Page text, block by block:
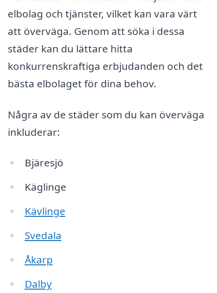
elbolag och tjänster, vilket kan vara värt
att överväga. Genom att söka i dessa
städer kan du lättare hitta
konkurrenskraftiga erbjudanden och det
bästa elbolaget för dina behov.
Några av de städer som du kan överväga
inkluderar:
Bjäresjö
Käglinge
Kävlinge
Svedala
Åkarp
Dalby